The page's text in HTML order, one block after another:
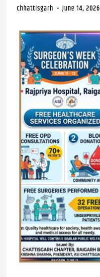
chhattisgarh June 14, 2026